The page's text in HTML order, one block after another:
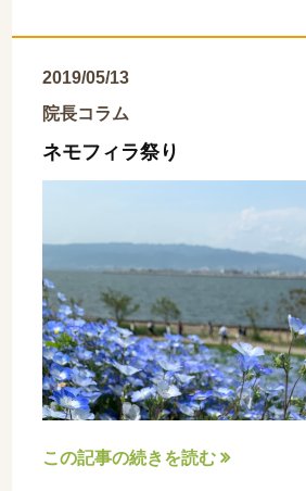
2019/05/13
院長コラム
ネモフィラ祭り
この記事の続きを読む